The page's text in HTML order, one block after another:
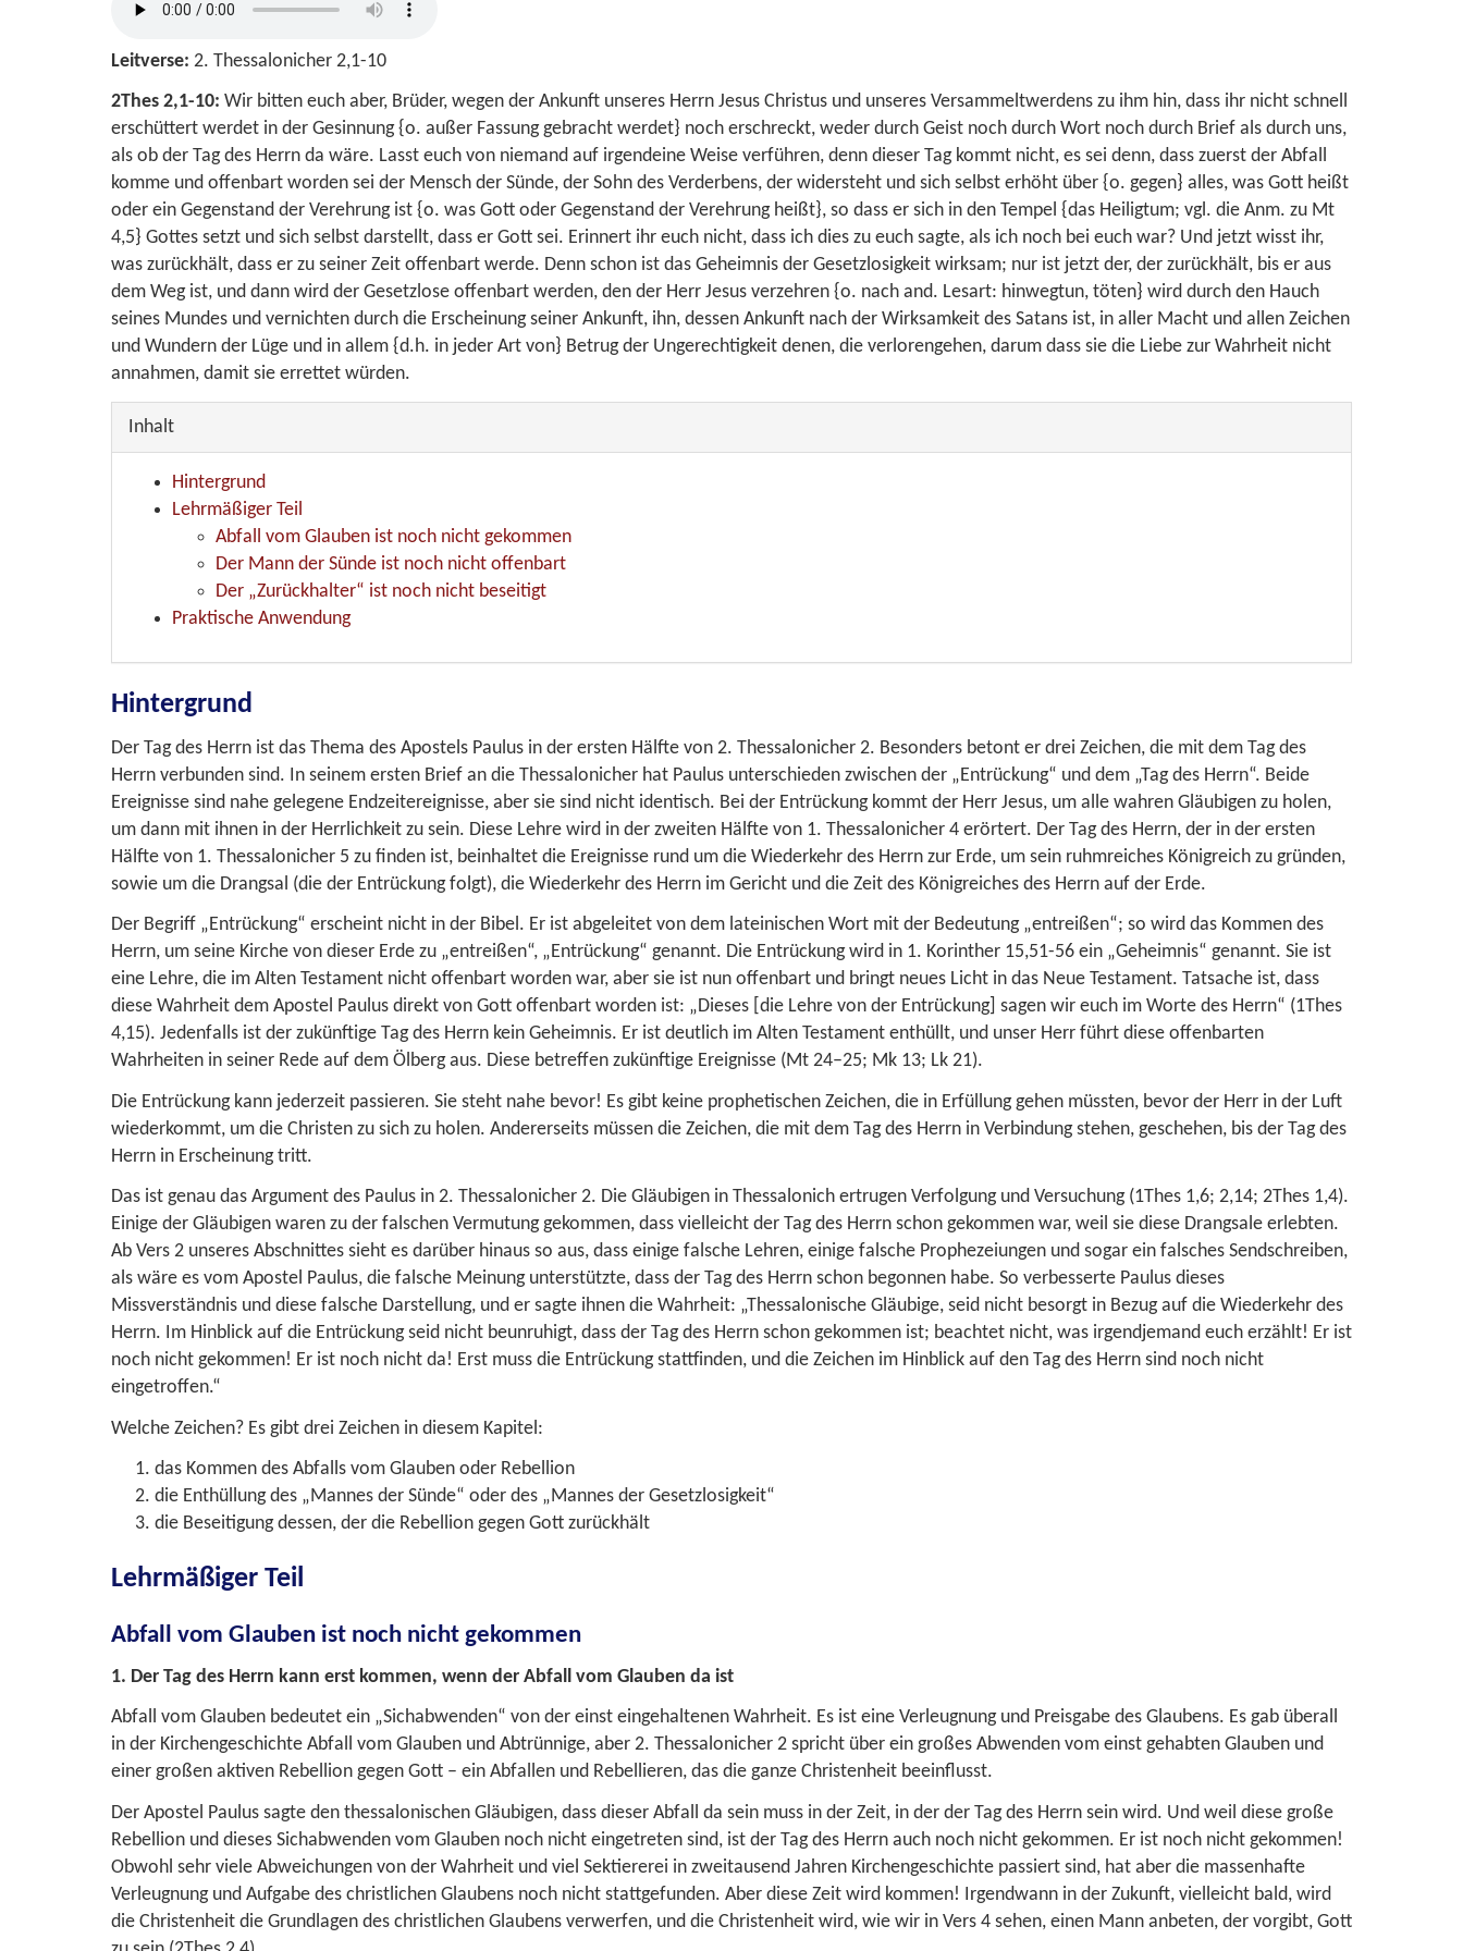
Leitverse: 2. Thessalonicher 2,1-10
2Thes 2,1-10: Wir bitten euch aber, Brüder, wegen der Ankunft unseres Herrn Jesus Christus und unseres Versammeltwerdens zu ihm hin, dass ihr nicht schnell
erschüttert werdet in der Gesinnung {o. außer Fassung gebracht werdet} noch erschreckt, weder durch Geist noch durch Wort noch durch Brief als durch uns,
als ob der Tag des Herrn da wäre. Lasst euch von niemand auf irgendeine Weise verführen, denn dieser Tag kommt nicht, es sei denn, dass zuerst der Abfall
komme und offenbart worden sei der Mensch der Sünde, der Sohn des Verderbens, der widersteht und sich selbst erhöht über {o. gegen} alles, was Gott heißt
oder ein Gegenstand der Verehrung ist {o. was Gott oder Gegenstand der Verehrung heißt}, so dass er sich in den Tempel {das Heiligtum; vgl. die Anm. zu Mt
4,5} Gottes setzt und sich selbst darstellt, dass er Gott sei. Erinnert ihr euch nicht, dass ich dies zu euch sagte, als ich noch bei euch war? Und jetzt wisst ihr,
was zurückhält, dass er zu seiner Zeit offenbart werde. Denn schon ist das Geheimnis der Gesetzlosigkeit wirksam; nur ist jetzt der, der zurückhält, bis er aus
dem Weg ist, und dann wird der Gesetzlose offenbart werden, den der Herr Jesus verzehren {o. nach and. Lesart: hinwegtun, töten} wird durch den Hauch
seines Mundes und vernichten durch die Erscheinung seiner Ankunft, ihn, dessen Ankunft nach der Wirksamkeit des Satans ist, in aller Macht und allen Zeichen
und Wundern der Lüge und in allem {d.h. in jeder Art von} Betrug der Ungerechtigkeit denen, die verlorengehen, darum dass sie die Liebe zur Wahrheit nicht
annahmen, damit sie errettet würden.
Inhalt
Hintergrund
Lehrmäßiger Teil
Abfall vom Glauben ist noch nicht gekommen
Der Mann der Sünde ist noch nicht offenbart
Der „Zurückhalter“ ist noch nicht beseitigt
Praktische Anwendung
Hintergrund
Der Tag des Herrn ist das Thema des Apostels Paulus in der ersten Hälfte von 2. Thessalonicher 2. Besonders betont er drei Zeichen, die mit dem Tag des
Herrn verbunden sind. In seinem ersten Brief an die Thessalonicher hat Paulus unterschieden zwischen der „Entrückung“ und dem „Tag des Herrn“. Beide
Ereignisse sind nahe gelegene Endzeitereignisse, aber sie sind nicht identisch. Bei der Entrückung kommt der Herr Jesus, um alle wahren Gläubigen zu holen,
um dann mit ihnen in der Herrlichkeit zu sein. Diese Lehre wird in der zweiten Hälfte von 1. Thessalonicher 4 erörtert. Der Tag des Herrn, der in der ersten
Hälfte von 1. Thessalonicher 5 zu finden ist, beinhaltet die Ereignisse rund um die Wiederkehr des Herrn zur Erde, um sein ruhmreiches Königreich zu gründen,
sowie um die Drangsal (die der Entrückung folgt), die Wiederkehr des Herrn im Gericht und die Zeit des Königreiches des Herrn auf der Erde.
Der Begriff „Entrückung“ erscheint nicht in der Bibel. Er ist abgeleitet von dem lateinischen Wort mit der Bedeutung „entreißen“; so wird das Kommen des
Herrn, um seine Kirche von dieser Erde zu „entreißen“, „Entrückung“ genannt. Die Entrückung wird in 1. Korinther 15,51-56 ein „Geheimnis“ genannt. Sie ist
eine Lehre, die im Alten Testament nicht offenbart worden war, aber sie ist nun offenbart und bringt neues Licht in das Neue Testament. Tatsache ist, dass
diese Wahrheit dem Apostel Paulus direkt von Gott offenbart worden ist: „Dieses [die Lehre von der Entrückung] sagen wir euch im Worte des Herrn“ (1Thes
4,15). Jedenfalls ist der zukünftige Tag des Herrn kein Geheimnis. Er ist deutlich im Alten Testament enthüllt, und unser Herr führt diese offenbarten
Wahrheiten in seiner Rede auf dem Ölberg aus. Diese betreffen zukünftige Ereignisse (Mt 24–25; Mk 13; Lk 21).
Die Entrückung kann jederzeit passieren. Sie steht nahe bevor! Es gibt keine prophetischen Zeichen, die in Erfüllung gehen müssten, bevor der Herr in der Luft
wiederkommt, um die Christen zu sich zu holen. Andererseits müssen die Zeichen, die mit dem Tag des Herrn in Verbindung stehen, geschehen, bis der Tag des
Herrn in Erscheinung tritt.
Das ist genau das Argument des Paulus in 2. Thessalonicher 2. Die Gläubigen in Thessalonich ertrugen Verfolgung und Versuchung (1Thes 1,6; 2,14; 2Thes 1,4).
Einige der Gläubigen waren zu der falschen Vermutung gekommen, dass vielleicht der Tag des Herrn schon gekommen war, weil sie diese Drangsale erlebten.
Ab Vers 2 unseres Abschnittes sieht es darüber hinaus so aus, dass einige falsche Lehren, einige falsche Prophezeiungen und sogar ein falsches Sendschreiben,
als wäre es vom Apostel Paulus, die falsche Meinung unterstützte, dass der Tag des Herrn schon begonnen habe. So verbesserte Paulus dieses
Missverständnis und diese falsche Darstellung, und er sagte ihnen die Wahrheit: „Thessalonische Gläubige, seid nicht besorgt in Bezug auf die Wiederkehr des
Herrn. Im Hinblick auf die Entrückung seid nicht beunruhigt, dass der Tag des Herrn schon gekommen ist; beachtet nicht, was irgendjemand euch erzählt! Er ist
noch nicht gekommen! Er ist noch nicht da! Erst muss die Entrückung stattfinden, und die Zeichen im Hinblick auf den Tag des Herrn sind noch nicht
eingetroffen.“
Welche Zeichen? Es gibt drei Zeichen in diesem Kapitel:
das Kommen des Abfalls vom Glauben oder Rebellion
die Enthüllung des „Mannes der Sünde“ oder des „Mannes der Gesetzlosigkeit“
die Beseitigung dessen, der die Rebellion gegen Gott zurückhält
Lehrmäßiger Teil
Abfall vom Glauben ist noch nicht gekommen
1. Der Tag des Herrn kann erst kommen, wenn der Abfall vom Glauben da ist
Abfall vom Glauben bedeutet ein „Sichabwenden“ von der einst eingehaltenen Wahrheit. Es ist eine Verleugnung und Preisgabe des Glaubens. Es gab überall
in der Kirchengeschichte Abfall vom Glauben und Abtrünnige, aber 2. Thessalonicher 2 spricht über ein großes Abwenden vom einst gehabten Glauben und
einer großen aktiven Rebellion gegen Gott – ein Abfallen und Rebellieren, das die ganze Christenheit beeinflusst.
Der Apostel Paulus sagte den thessalonischen Gläubigen, dass dieser Abfall da sein muss in der Zeit, in der der Tag des Herrn sein wird. Und weil diese große
Rebellion und dieses Sichabwenden vom Glauben noch nicht eingetreten sind, ist der Tag des Herrn auch noch nicht gekommen. Er ist noch nicht gekommen!
Obwohl sehr viele Abweichungen von der Wahrheit und viel Sektiererei in zweitausend Jahren Kirchengeschichte passiert sind, hat aber die massenhafte
Verleugnung und Aufgabe des christlichen Glaubens noch nicht stattgefunden. Aber diese Zeit wird kommen! Irgendwann in der Zukunft, vielleicht bald, wird
die Christenheit die Grundlagen des christlichen Glaubens verwerfen, und die Christenheit wird, wie wir in Vers 4 sehen, einen Mann anbeten, der vorgibt, Gott